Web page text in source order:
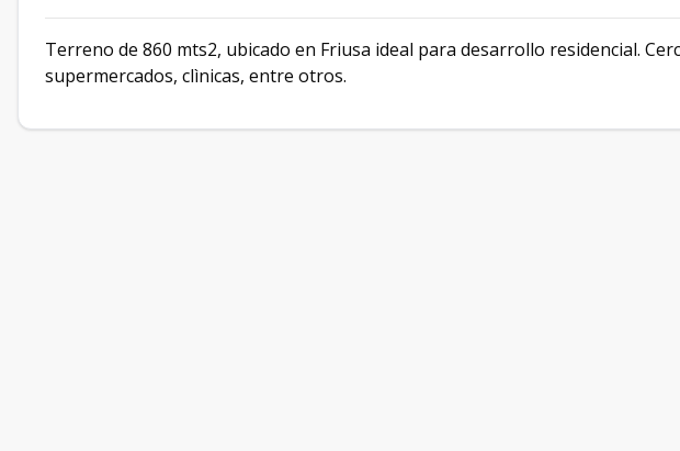
Terreno de 860 mts2, ubicado en Friusa ideal para desarrollo residencial.
supermercados, clìnicas, entre otros.